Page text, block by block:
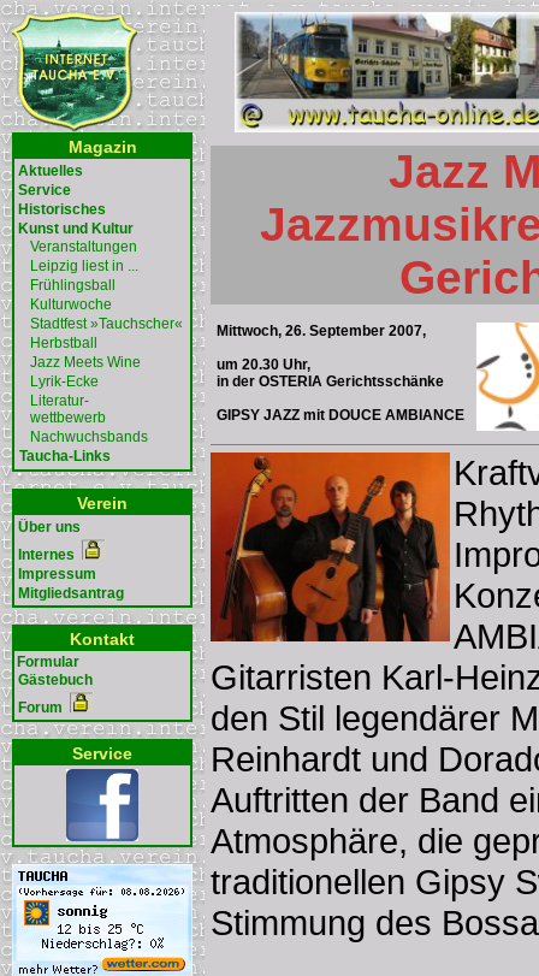
Magazin
Aktuelles
Service
Historisches
Kunst und Kultur
Veranstaltungen
Leipzig liest in ...
Frühlingsball
Kulturwoche
Stadtfest »Tauchscher«
Herbstball
Jazz Meets Wine
Lyrik-Ecke
Literatur-
wettbewerb
Nachwuchsbands
Taucha-Links
Verein
Über uns
Internes
Impressum
Mitgliedsantrag
Kontakt
Formular
Gästebuch
Forum
Service
Jazz
Mittwoch, 26. September 2007,
um 20.30 Uhr,
in der OSTERIA Gerichtsschänke
GIPSY JAZZ mit DOUCE AMBIANCE
Gitarristen Karl-
den Stil legendärer
Reinhardt und
Auftritten der Band
Atmosphäre, die
traditionellen Gipsy
Stimmung des